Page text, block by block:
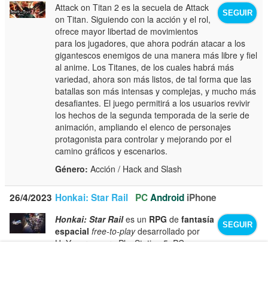
SEGUIR
Attack on Titan 2 es la secuela de Attack
on Titan. Siguiendo con la acción y el rol,
ofrece mayor libertad de movimientos
para los jugadores, que ahora podrán atacar a los
gigantescos enemigos de una manera más libre y fiel
al anime. Los Titanes, de los cuales habrá más
variedad, ahora son más listos, de tal forma que las
batallas son más intensas y complejas, y mucho más
desafiantes. El juego permitirá a los usuarios revivir
los hechos de la segunda temporada de la serie de
animación, ampliando el elenco de personajes
protagonista para controlar y mejorando por el
camino gráficos y escenarios.
Género: Acción / Hack and Slash
26/4/2023 Honkai: Star Rail PCAndroid iPhone
SEGUIR
Honkai: Star Railes un RPG defantasía
espacial free-to-playdesarrollado por
HoYoverse para PlayStation 5, PC y